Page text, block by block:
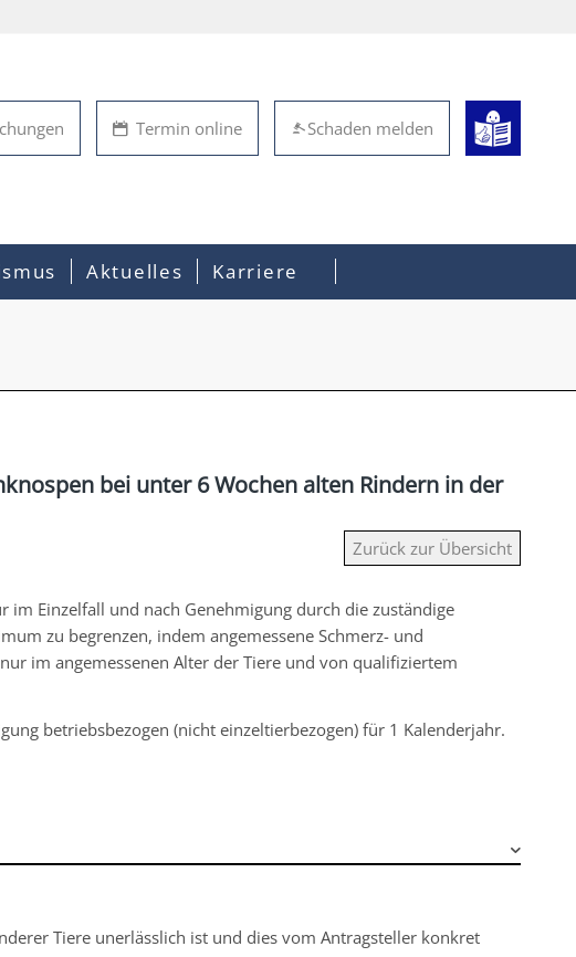
Schaden melden
Termin online
Aktuelles Karriere
bei unter 6 Wochen alten Rindern in der
Zurück zur Übersicht
Einzelfall und nach Genehmigung durch die zuständige
zu begrenzen, indem angemessene Schmerz- und
im angemessenen Alter der Tiere und von qualifiziertem
betriebsbezogen (nicht einzeltierbezogen) für 1 Kalenderjahr.
Tiere unerlässlich ist und dies vom Antragsteller konkret